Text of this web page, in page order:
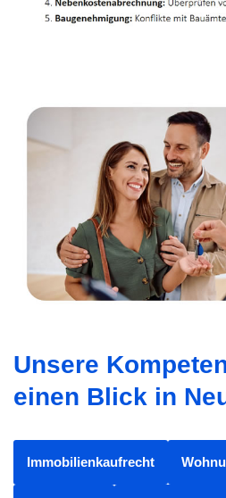
Unsere
einen Blick in
Immobilienkaufrecht